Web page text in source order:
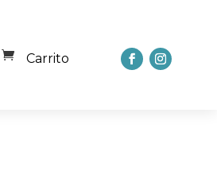
 Carrito